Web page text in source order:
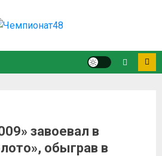
завоевал в
обыграв в